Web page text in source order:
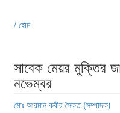
/ হোম
সাবেক মেয়র মুক্তির
নভেম্বর
মোঃ আরমান কবীর সৈকত (সম্পাদক)